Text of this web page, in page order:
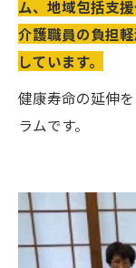
ム、地域包括支
介護職員の負担
しています。
健康寿命の延伸
ラムです。